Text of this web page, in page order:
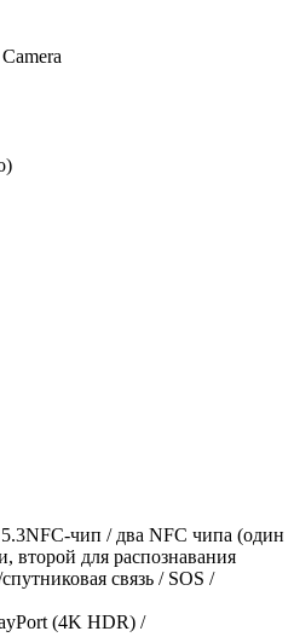
чип / два NFC чипа (один
второй для распознавания
связь / SOS /
(4K HDR) /